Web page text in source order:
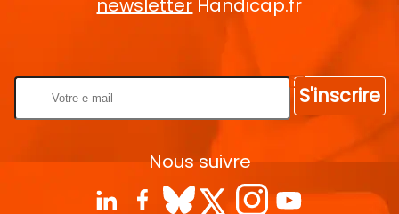
newsletter Handicap.fr
S'inscrire
Nous suivre